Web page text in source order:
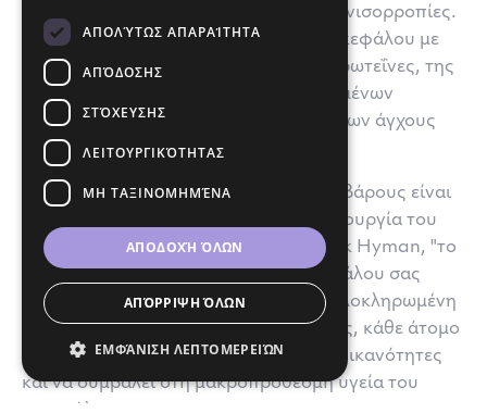
διατροφή, το στρες και οι ορμονικές ανισορροπίες.
Τονίζει τη σημασία της θρέψης του εγκεφάλου με
τροφές υψηλής περιεκτικότητας σε πρωτεΐνες, της
μείωσης της κατανάλωσης επεξεργασμένων
τροφίμων, της διαχείρισης των επιπέδων άγχους
και της εξασφάλισης επαρκούς ύπνου.
Η διατήρηση, επομένως, ενός υγιούς βάρους είναι
ζωτικής σημασίας για τη βέλτιστη λειτουργία του
εγκεφάλου. Όπως υποστηρίζει ο Mark Hyman, "το
βάρος σας και η λειτουργία του εγκεφάλου σας
συνδέονται στενά". Υιοθετώντας μια ολοκληρωμένη
προσέγγιση στη διαχείριση του βάρους, κάθε άτομο
μπορεί να ενισχύσει τις γνωστικές του ικανότητες
και να συμβάλει στη μακροπρόθεσμη υγεία του
ΑΠΟΛΎΤΩΣ ΑΠΑΡΑΊΤΗΤΑ
ΑΠΌΔΟΣΗΣ
ΣΤΌΧΕΥΣΗΣ
ΛΕΙΤΟΥΡΓΙΚΌΤΗΤΑΣ
ΜΗ ΤΑΞΙΝΟΜΗΜΈΝΑ
ΑΠΟΔΟΧΉ ΌΛΩΝ
ΑΠΌΡΡΙΨΗ ΌΛΩΝ
ΕΜΦΆΝΙΣΗ ΛΕΠΤΟΜΕΡΕΙΏΝ